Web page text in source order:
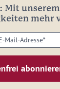
Mit
mehr